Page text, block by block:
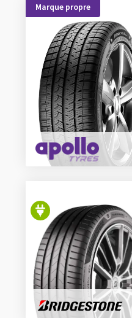
Marque propre